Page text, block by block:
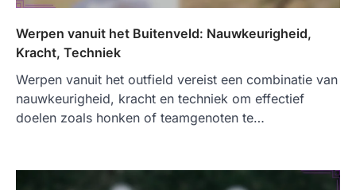
Werpen vanuit het Buitenveld: Nauwkeurigheid,
Kracht, Techniek
Werpen vanuit het outfield vereist een combinatie van
nauwkeurigheid, kracht en techniek om effectief
doelen zoals honken of teamgenoten te…